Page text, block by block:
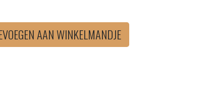
AAN WINKELMANDJE